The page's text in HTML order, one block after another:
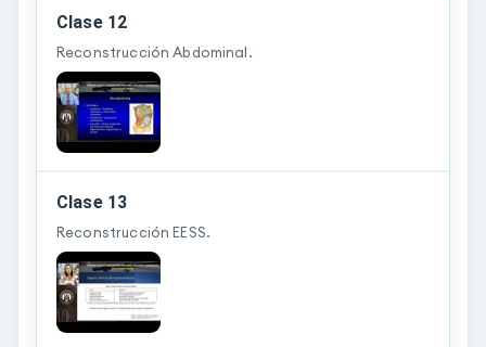
Clase 12
Reconstrucción Abdominal.
Clase 13
Reconstrucción EESS.